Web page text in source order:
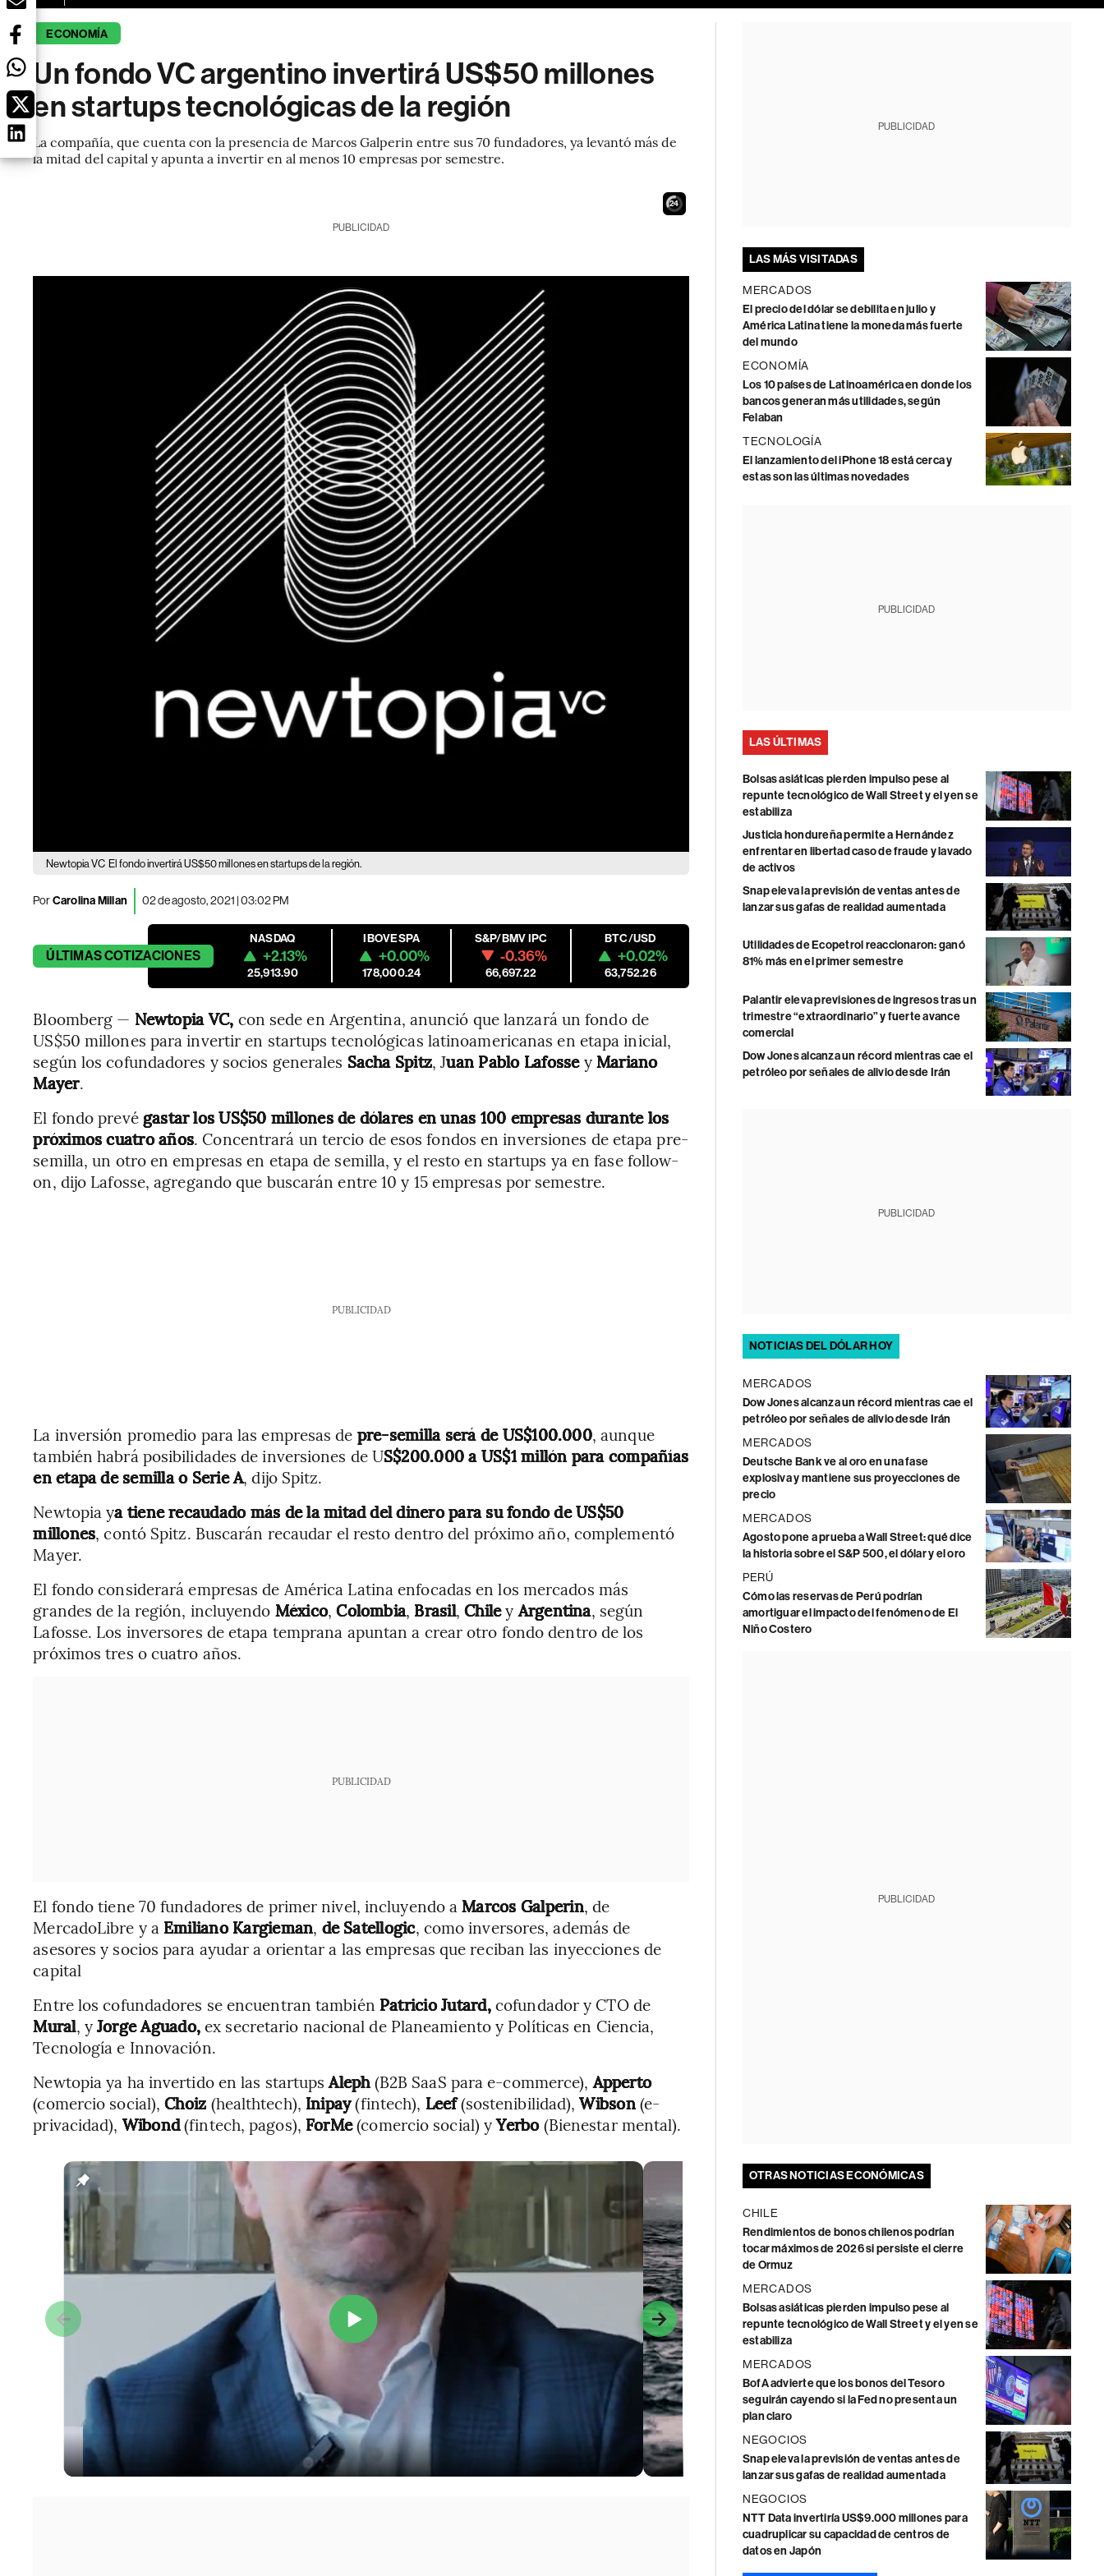
ECONOMÍA
Un fondo VC argentino invertirá US$50 millones
en startups tecnológicas de la región
La compañía, que cuenta con la presencia de Marcos Galperin entre sus 70 fundadores, ya levantó más de
la mitad del capital y apunta a invertir en al menos 10 empresas por semestre.
23
PUBLICIDAD
Newtopia VC El fondo invertirá US$50 millones en startups de la región.
PorCarolina Millan 02 de agosto, 2021 | 03:02 PM
ÚLTIMASCOTIZACIONES
NASDAQ
+2.13%
25,913.90
IBOVESPA
+0.00%
178,000.24
S&P/BMV IPC
-0.36%
66,697.22
BTC/USD
+0.02%
63,752.26
Bloomberg — Newtopia VC, con sede en Argentina, anunció que lanzará un fondo de
US$50 millones para invertir en startups tecnológicas latinoamericanas en etapa inicial,
según los cofundadores y socios generales Sacha Spitz, Juan Pablo LafosseyMariano
Mayer.
El fondo prevé gastar los US$50 millones de dólares en unas 100 empresas durante los
próximos cuatro años. Concentrará un tercio de esos fondos en inversiones de etapa pre-
semilla, un otro en empresas en etapa de semilla, y el resto en startups ya en fase follow-
on, dijo Lafosse, agregando que buscarán entre 10 y 15 empresas por semestre.
PUBLICIDAD
La inversión promedio para las empresas de pre-semilla será de US$100.000, aunque
también habrá posibilidades de inversiones de US$200.000 a US$1 millón para compañías
en etapa de semilla o Serie A, dijo Spitz.
Newtopia ya tiene recaudado más de la mitad del dinero para su fondo de US$50
millones, contó Spitz. Buscarán recaudar el resto dentro del próximo año, complementó
Mayer.
El fondo considerará empresas de América Latina enfocadas en los mercados más
grandes de la región, incluyendo México,Colombia, Brasil,ChileyArgentina, según
Lafosse. Los inversores de etapa temprana apuntan a crear otro fondo dentro de los
próximos tres o cuatro años.
PUBLICIDAD
El fondo tiene 70 fundadores de primer nivel, incluyendo aMarcos Galperin, de
MercadoLibre y a Emiliano Kargieman, de Satellogic, como inversores, además de
asesores y socios para ayudar a orientar a las empresas que reciban las inyecciones de
capital
Entre los cofundadores se encuentran también Patricio Jutard,cofundador y CTO de
Mural, yJorge Aguado,ex secretario nacional de Planeamiento y Políticas en Ciencia,
Tecnología e Innovación.
Newtopia ya ha invertido en las startupsAleph(B2B SaaS para e-commerce),Apperto
(comercio social),Choiz (healthtech), Inipay(fintech), Leef(sostenibilidad),Wibson(e-
privacidad), Wibond(fintech, pagos), ForMe(comercio social) yYerbo(Bienestar mental).
PUBLICIDAD
LAS MÁS VISITADAS
MERCADOS
El precio del dólar se debilita en julio y
América Latina tiene la moneda más fuerte
del mundo
ECONOMÍA
Los 10 países de Latinoamérica en donde los
bancos generan más utilidades, según
Felaban
TECNOLOGÍA
El lanzamiento del iPhone 18 está cerca y
estas son las últimas novedades
PUBLICIDAD
LAS ÚLTIMAS
Bolsas asiáticas pierden impulso pese al
repunte tecnológico de Wall Street y el yen se
estabiliza
Justicia hondureña permite a Hernández
enfrentar en libertad caso de fraude y lavado
de activos
Snap eleva la previsión de ventas antes de
lanzar sus gafas de realidad aumentada
Utilidades de Ecopetrol reaccionaron: ganó
81% más en el primer semestre
Palantir eleva previsiones de ingresos tras un
trimestre “extraordinario” y fuerte avance
comercial
Dow Jones alcanza un récord mientras cae el
petróleo por señales de alivio desde Irán
PUBLICIDAD
NOTICIAS DEL DÓLAR HOY
MERCADOS
Dow Jones alcanza un récord mientras cae el
petróleo por señales de alivio desde Irán
MERCADOS
Deutsche Bank ve al oro en una fase
explosiva y mantiene sus proyecciones de
precio
MERCADOS
Agosto pone a prueba a Wall Street: qué dice
la historia sobre el S&P 500, el dólar y el oro
PERÚ
Cómo las reservas de Perú podrían
amortiguar el impacto del fenómeno de El
Niño Costero
PUBLICIDAD
OTRAS NOTICIAS ECONÓMICAS
CHILE
Rendimientos de bonos chilenos podrían
tocar máximos de 2026 si persiste el cierre
de Ormuz
MERCADOS
Bolsas asiáticas pierden impulso pese al
repunte tecnológico de Wall Street y el yen se
estabiliza
MERCADOS
BofA advierte que los bonos del Tesoro
seguirán cayendo si la Fed no presenta un
plan claro
NEGOCIOS
Snap eleva la previsión de ventas antes de
lanzar sus gafas de realidad aumentada
NEGOCIOS
NTT Data invertiría US$9.000 millones para
cuadruplicar su capacidad de centros de
datos en Japón